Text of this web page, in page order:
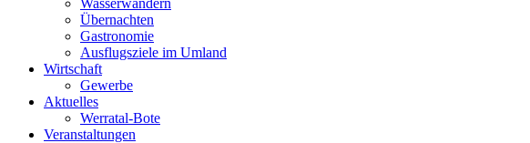
Wasserwandern
Übernachten
Gastronomie
Ausflugsziele im Umland
Wirtschaft
Gewerbe
Aktuelles
Werratal-Bote
Veranstaltungen